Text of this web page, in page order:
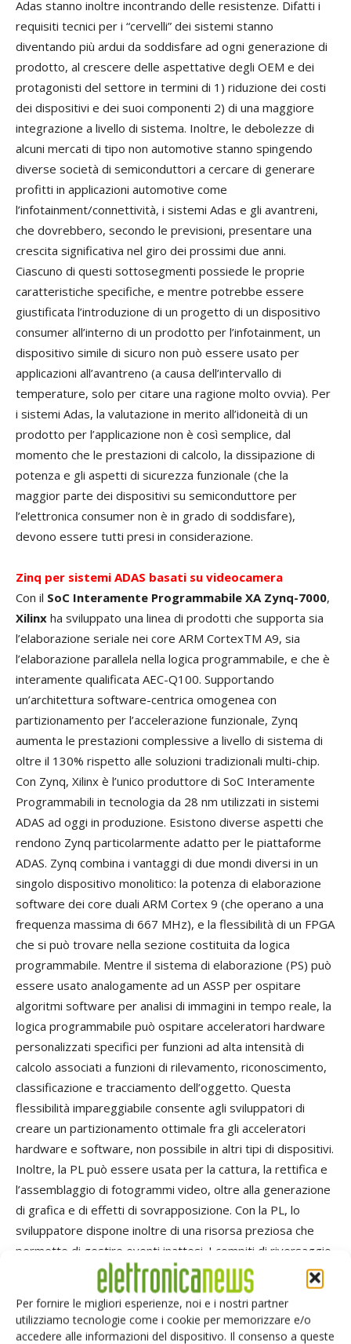
Per fornire le migliori esperienze, noi e i nostri partner
utilizziamo tecnologie come i cookie per memorizzare e/o
accedere alle informazioni del dispositivo. Il consenso a queste
Adas stanno inoltre incontrando delle resistenze. Difatti i
requisiti tecnici per i “cervelli” dei sistemi stanno
diventando più ardui da soddisfare ad ogni generazione di
prodotto, al crescere delle aspettative degli OEM e dei
protagonisti del settore in termini di 1) riduzione dei costi
dei dispositivi e dei suoi componenti 2) di una maggiore
integrazione a livello di sistema. Inoltre, le debolezze di
alcuni mercati di tipo non automotive stanno spingendo
diverse società di semiconduttori a cercare di generare
profitti in applicazioni automotive come
l’infotainment/connettività, i sistemi Adas e gli avantreni,
che dovrebbero, secondo le previsioni, presentare una
crescita significativa nel giro dei prossimi due anni.
Ciascuno di questi sottosegmenti possiede le proprie
caratteristiche specifiche, e mentre potrebbe essere
giustificata l’introduzione di un progetto di un dispositivo
consumer all’interno di un prodotto per l’infotainment, un
dispositivo simile di sicuro non può essere usato per
applicazioni all’avantreno (a causa dell’intervallo di
temperature, solo per citare una ragione molto ovvia). Per
i sistemi Adas, la valutazione in merito all’idoneità di un
prodotto per l’applicazione non è così semplice, dal
momento che le prestazioni di calcolo, la dissipazione di
potenza e gli aspetti di sicurezza funzionale (che la
maggior parte dei dispositivi su semiconduttore per
l’elettronica consumer non è in grado di soddisfare),
devono essere tutti presi in considerazione.
Zinq per sistemi ADAS basati su videocamera
Con il SoC Interamente Programmabile XA Zynq-7000,
Xilinx ha sviluppato una linea di prodotti che supporta sia
l’elaborazione seriale nei core ARM CortexTM A9, sia
l’elaborazione parallela nella logica programmabile, e che è
interamente qualificata AEC-Q100. Supportando
un’architettura software-centrica omogenea con
partizionamento per l’accelerazione funzionale, Zynq
aumenta le prestazioni complessive a livello di sistema di
oltre il 130% rispetto alle soluzioni tradizionali multi-chip.
Con Zynq, Xilinx è l’unico produttore di SoC Interamente
Programmabili in tecnologia da 28 nm utilizzati in sistemi
ADAS ad oggi in produzione. Esistono diverse aspetti che
rendono Zynq particolarmente adatto per le piattaforme
ADAS. Zynq combina i vantaggi di due mondi diversi in un
singolo dispositivo monolitico: la potenza di elaborazione
software dei core duali ARM Cortex 9 (che operano a una
frequenza massima di 667 MHz), e la flessibilità di un FPGA
che si può trovare nella sezione costituita da logica
programmabile. Mentre il sistema di elaborazione (PS) può
essere usato analogamente ad un ASSP per ospitare
algoritmi software per analisi di immagini in tempo reale, la
logica programmabile può ospitare acceleratori hardware
personalizzati specifici per funzioni ad alta intensità di
calcolo associati a funzioni di rilevamento, riconoscimento,
classificazione e tracciamento dell’oggetto. Questa
flessibilità impareggiabile consente agli sviluppatori di
creare un partizionamento ottimale fra gli acceleratori
hardware e software, non possibile in altri tipi di dispositivi.
Inoltre, la PL può essere usata per la cattura, la rettifica e
l’assemblaggio di fotogrammi video, oltre alla generazione
di grafica e di effetti di sovrapposizione. Con la PL, lo
sviluppatore dispone inoltre di una risorsa preziosa che
permette di gestire eventi inattesi. I compiti di riversaggio
su hardware parallelizzato nella logica programmabile non
solo aiutano a ridurre il carico sul processore e/o la
dissipazione di potenza. Vale anche la pena di menzionare
che il dispositivo Zynq XA costituisce una famiglia di